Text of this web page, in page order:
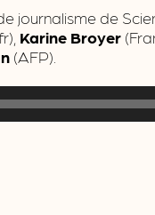
journalisme de
Karine Broyer
(AFP).